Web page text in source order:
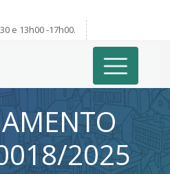
e 13h00 -17h00.
2025